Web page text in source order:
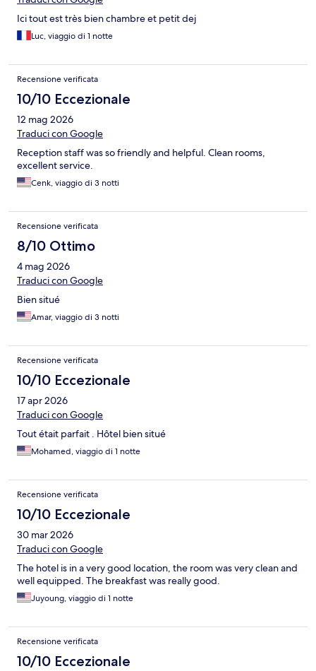
Ici tout est très bien chambre et petit dej
Luc, viaggio di 1 notte
Recensione verificata
10/10 Eccezionale
12 mag 2026
Traduci con Google
Reception staff was so friendly and helpful. Clean rooms,
excellent service.
Cenk, viaggio di 3 notti
Recensione verificata
8/10 Ottimo
4 mag 2026
Traduci con Google
Bien situé
Amar, viaggio di 3 notti
Recensione verificata
10/10 Eccezionale
17 apr 2026
Traduci con Google
Tout était parfait . Hôtel bien situé
Mohamed, viaggio di 1 notte
Recensione verificata
10/10 Eccezionale
30 mar 2026
Traduci con Google
The hotel is in a very good location, the room was very clean and
well equipped. The breakfast was really good.
Juyoung, viaggio di 1 notte
Recensione verificata
10/10 Eccezionale